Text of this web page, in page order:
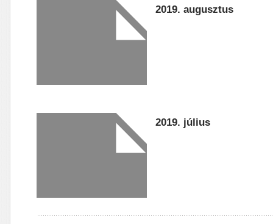
2019. augusztus
2019. július